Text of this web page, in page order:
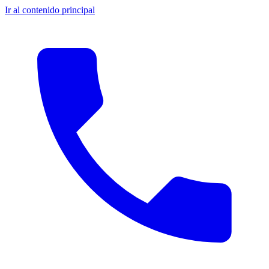
Ir al contenido principal